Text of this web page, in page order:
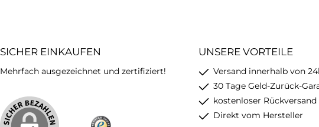
SICHER EINKAUFEN
Mehrfach ausgezeichnet und zertifiziert!
UNSERE VORTEILE
Versand innerhalb von
30 Tage Geld-Zurück-
kostenloser Rückversand
Direkt vom Hersteller